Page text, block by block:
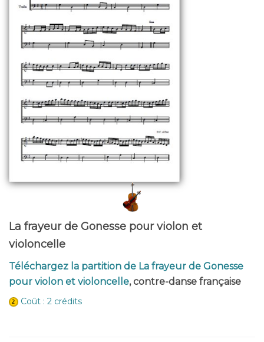
La frayeur de Gonesse pour violon et
violoncelle
Téléchargez la partition de La frayeur de Gonesse
pour violon et violoncelle, contre-danse française
Coût : 2 crédits